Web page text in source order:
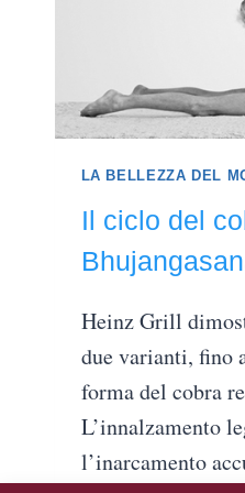
LA BELLEZZA DEL
Il ciclo del
Heinz Grill
due varianti, fino
forma del cobra
L’innalzamento
l’inarcamento